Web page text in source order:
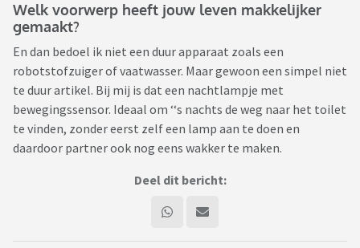
Welk voorwerp heeft jouw leven makkelijker
gemaakt?
En dan bedoel ik niet een duur apparaat zoals een
robotstofzuiger of vaatwasser. Maar gewoon een simpel niet
te duur artikel. Bij mij is dat een nachtlampje met
bewegingssensor. Ideaal om ‘‘s nachts de weg naar het toilet
te vinden, zonder eerst zelf een lamp aan te doen en
daardoor partner ook nog eens wakker te maken.
Deel dit bericht: